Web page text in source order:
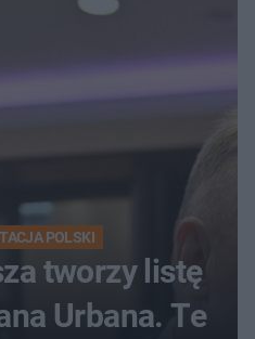
POLSKI
tworzy listę
Urbana. Te